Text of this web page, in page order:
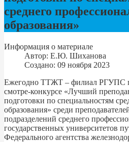
среднего
образования»
Информация о материале
Автор: Е.Ю. Шиханова
Создано: 09 ноября 2023
Ежегодно ТТЖТ – филиал РГУПС
смотре-конкурсе «Лучший
подготовки по специальностям
образования» среди
подразделений среднего
государственных университетов
Федерального агентства